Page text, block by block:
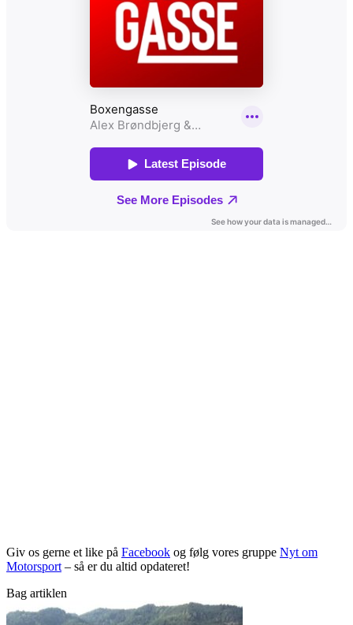
Giv os gerne et like på Facebook og følg vores gruppe Nyt om
Motorsport – så er du altid opdateret!
Bag artiklen